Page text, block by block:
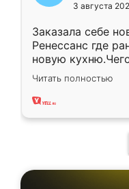
3 августа
Заказала себе
Ренессанс где
новую
вполне
два года,
Читать полностью